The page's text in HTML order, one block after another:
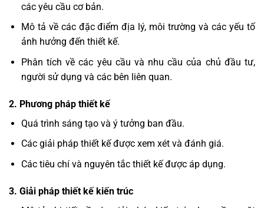
các yêu cầu cơ bản.
Mô tả về các đặc điểm địa lý, môi trường và các yếu tố
ảnh hưởng đến thiết kế.
Phân tích về các yêu cầu và nhu cầu của chủ đầu tư,
người sử dụng và các bên liên quan.
2. Phương pháp thiết kế
Quá trình sáng tạo và ý tưởng ban đầu.
Các giải pháp thiết kế được xem xét và đánh giá.
Các tiêu chí và nguyên tắc thiết kế được áp dụng.
3. Giải pháp thiết kế kiến trúc